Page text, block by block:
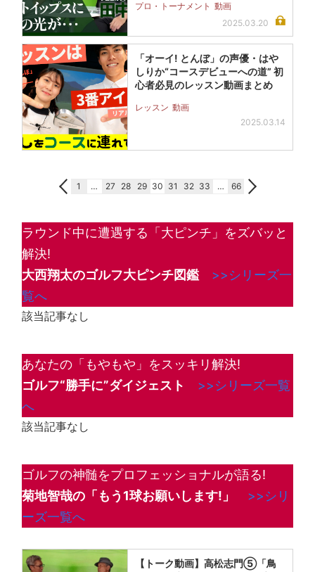
プロ・トーナメント 動画
2025.03.20
「オーイ! とんぼ」の声優・はや
しりか“コースデビューへの道” 初
心者必見のレッスン動画まとめ
レッスン 動画
2025.03.14
1 … 27 28 29 30 31 32 33 … 66
ラウンド中に遭遇する「大ピンチ」をズバッと
解決!
大西翔太のゴルフ大ピンチ図鑑
>>シリーズ一
覧へ
該当記事なし
あなたの「もやもや」をスッキリ解決!
ゴルフ“勝手に”ダイジェスト
>>シリーズ一覧
へ
該当記事なし
ゴルフの神髄をプロフェッショナルが語る!
菊地智哉の「もう1球お願いします! 」
>>シリ
ーズ一覧へ
【トーク動画】高松志門⑤「鳥